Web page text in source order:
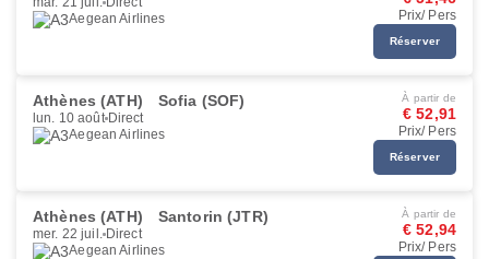
Aegean Airlines
Prix/ Pers
Réserver
Athènes (ATH) Sofia (SOF)
lun. 10 août Direct
Aegean Airlines
À partir de
€ 52,91
Prix/ Pers
Réserver
Athènes (ATH) Santorin (JTR)
mer. 22 juil. Direct
Aegean Airlines
À partir de
€ 52,94
Prix/ Pers